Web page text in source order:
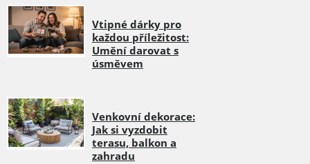
Vtipné dárky pro
každou příležitost:
Umění darovat s
úsměvem
Venkovní dekorace:
Jak si vyzdobit
terasu, balkon a
zahradu